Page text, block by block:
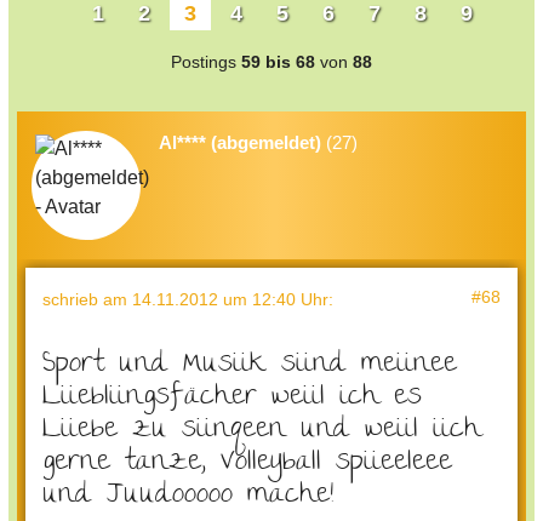
1
2 3 4 5 6 7 8 9
Postings 59 bis 68 von 88
Al**** (abgemeldet) (27)
schrieb am 14.11.2012 um 12:40 Uhr: #68
Sport und Musiik siind meiinee
Liiebliingsfächer weiil ich es
Liiebe zu siinqeen und weiil iich
gerne tanze, Volleyball spiieeleee
und Juudooooo mache!